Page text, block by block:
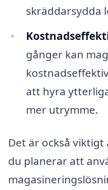
skräddarsydda
gånger kan
att hyra
mer utrymme.
Det är också
du planerar att